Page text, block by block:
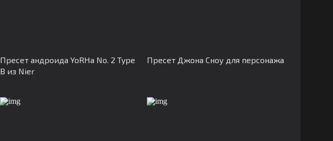
Пресет андроида YoRHa No. 2 Type
B из Nier
Пресет Джона Сноу для персонажа